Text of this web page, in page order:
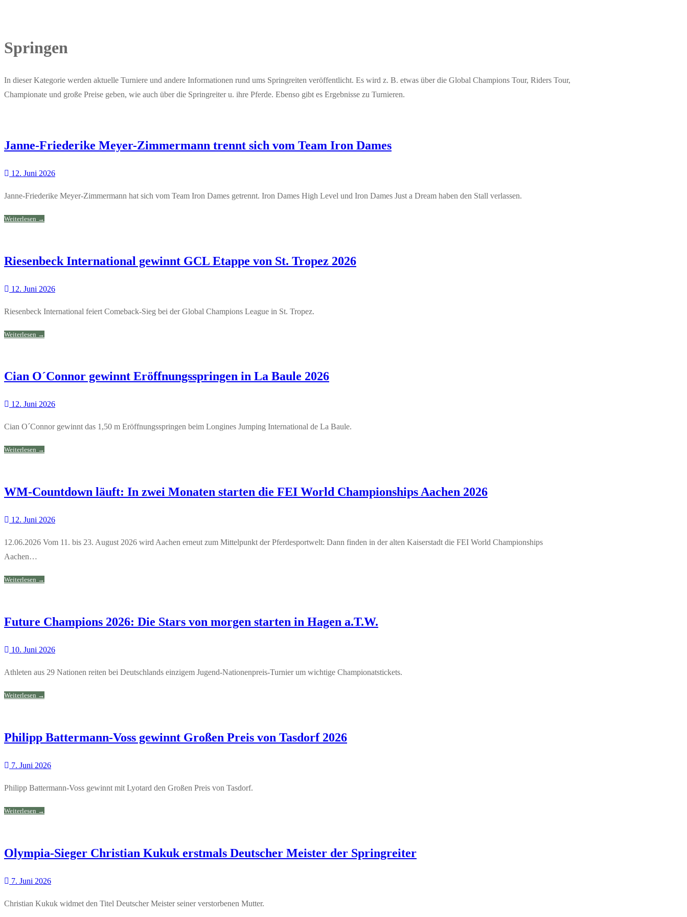
Springen
In dieser Kategorie werden aktuelle Turniere und andere Informationen rund ums Springreiten veröffentlicht. Es wird z. B. etwas über die Global Champions Tour, Riders Tour,
Championate und große Preise geben, wie auch über die Springreiter u. ihre Pferde. Ebenso gibt es Ergebnisse zu Turnieren.
Janne-Friederike Meyer-Zimmermann trennt sich vom Team Iron Dames
12. Juni 2026
Janne-Friederike Meyer-Zimmermann hat sich vom Team Iron Dames getrennt. Iron Dames High Level und Iron Dames Just a Dream haben den Stall verlassen.
Weiterlesen →
Riesenbeck International gewinnt GCL Etappe von St. Tropez 2026
12. Juni 2026
Riesenbeck International feiert Comeback‑Sieg bei der Global Champions League in St. Tropez.
Weiterlesen →
Cian O´Connor gewinnt Eröffnungsspringen in La Baule 2026
12. Juni 2026
Cian O´Connor gewinnt das 1,50 m Eröffnungsspringen beim Longines Jumping International de La Baule.
Weiterlesen →
WM-Countdown läuft: In zwei Monaten starten die FEI World Championships Aachen 2026
12. Juni 2026
12.06.2026 Vom 11. bis 23. August 2026 wird Aachen erneut zum Mittelpunkt der Pferdesportwelt: Dann finden in der alten Kaiserstadt die FEI World Championships
Aachen…
Weiterlesen →
Future Champions 2026: Die Stars von morgen starten in Hagen a.T.W.
10. Juni 2026
Athleten aus 29 Nationen reiten bei Deutschlands einzigem Jugend-Nationenpreis-Turnier um wichtige Championatstickets.
Weiterlesen →
Philipp Battermann-Voss gewinnt Großen Preis von Tasdorf 2026
7. Juni 2026
Philipp Battermann-Voss gewinnt mit Lyotard den Großen Preis von Tasdorf.
Weiterlesen →
Olympia-Sieger Christian Kukuk erstmals Deutscher Meister der Springreiter
7. Juni 2026
Christian Kukuk widmet den Titel Deutscher Meister seiner verstorbenen Mutter.